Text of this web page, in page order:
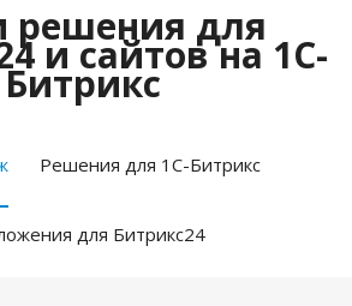
для
и сайтов на 1С-
Битрикс
Решения для 1С-Битрикс
для Битрикс24